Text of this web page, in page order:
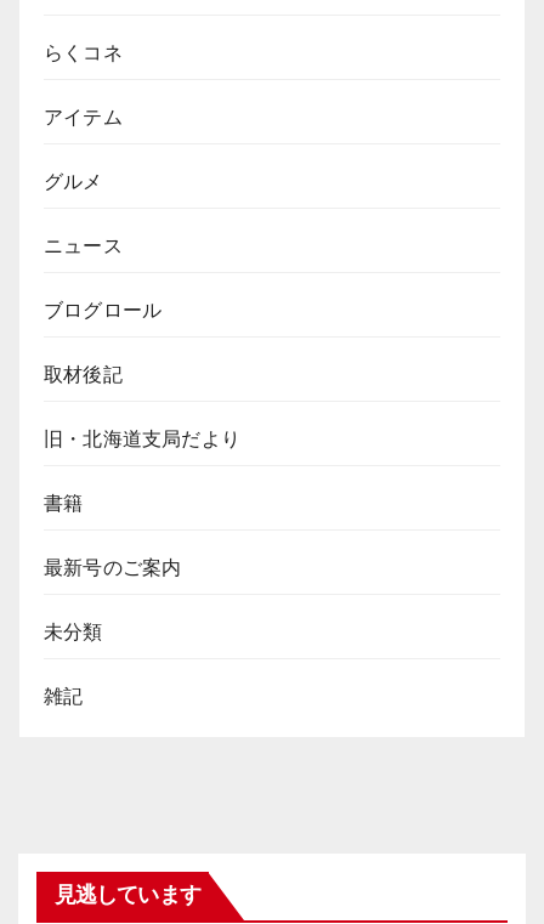
らくコネ
アイテム
グルメ
ニュース
ブログロール
取材後記
旧・北海道支局だより
書籍
最新号のご案内
未分類
雑記
見逃しています